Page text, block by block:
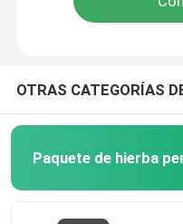
OTRAS CATEGORÍAS
Paquete de hierba